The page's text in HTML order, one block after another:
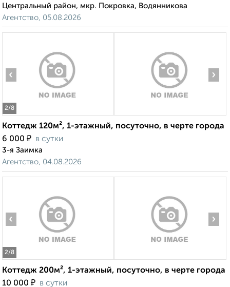
Центральный район, мкр. Покровка, Водянникова
Агентство, 05.08.2026
2/8
‹ ›
Коттедж 120м², 1-этажный, посуточно, в черте города
6 000 ₽ в сутки
3-я Заимка
Агентство, 04.08.2026
2/8
‹ ›
Коттедж 200м², 1-этажный, посуточно, в черте города
10 000 ₽ в сутки